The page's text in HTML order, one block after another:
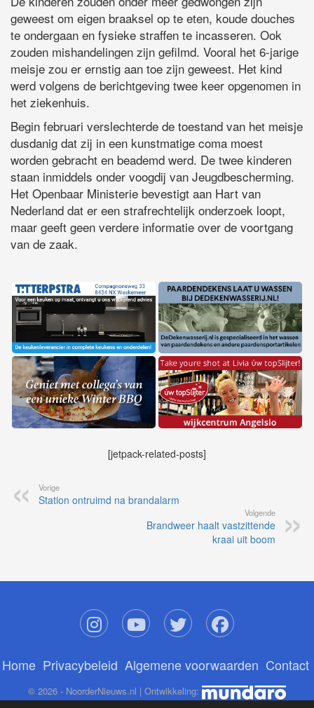
geweest om eigen braaksel op te eten, koude douches
te ondergaan en fysieke straffen te incasseren. Ook
zouden mishandelingen zijn gefilmd. Vooral het 6-jarige
meisje zou er ernstig aan toe zijn geweest. Het kind
werd volgens de berichtgeving twee keer opgenomen in
het ziekenhuis.
Begin februari verslechterde de toestand van het meisje
dusdanig dat zij in een kunstmatige coma moest
worden gebracht en beademd werd. De twee kinderen
staan inmiddels onder voogdij van Jeugdbescherming.
Het Openbaar Ministerie bevestigt aan Hart van
Nederland dat er een strafrechtelijk onderzoek loopt,
maar geeft geen verdere informatie over de voortgang
van de zaak.
[jetpack-related-posts]
Vorige
Station ontruimd na brandalarm
Volgende
Brandweer haalt vastzittende
kraai uit boom
Home Privacybeleid Algemene voorwaarden Contact
© 2026 - NoorderNieuws.nl | Ontwikkeling: